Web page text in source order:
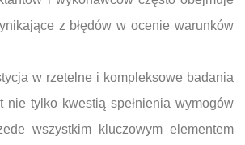
z błędów w ocenie warunków
w rzetelne i kompleksowe badania
nie tylko kwestią spełnienia wymogów
wszystkim kluczowym elementem